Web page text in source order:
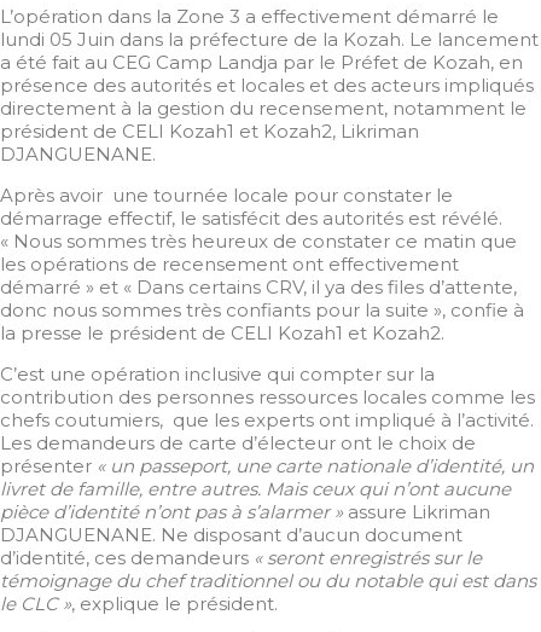
L’opération dans la Zone 3 a effectivement démarré le
lundi 05 Juin dans la préfecture de la Kozah. Le lancement
a été fait au CEG Camp Landja par le Préfet de Kozah, en
présence des autorités et locales et des acteurs impliqués
directement à la gestion du recensement, notamment le
président de CELI Kozah1 et Kozah2, Likriman
DJANGUENANE.
Après avoir une tournée locale pour constater le
démarrage effectif, le satisfécit des autorités est révélé.
« Nous sommes très heureux de constater ce matin que
les opérations de recensement ont effectivement
démarré » et « Dans certains CRV, il ya des files d’attente,
donc nous sommes très confiants pour la suite », confie à
la presse le président de CELI Kozah1 et Kozah2.
C’est une opération inclusive qui compter sur la
contribution des personnes ressources locales comme les
chefs coutumiers, que les experts ont impliqué à l’activité.
Les demandeurs de carte d’électeur ont le choix de
présenter « un passeport, une carte nationale d’identité, un
livret de famille, entre autres. Mais ceux qui n’ont aucune
pièce d’identité n’ont pas à s’alarmer » assure Likriman
DJANGUENANE. Ne disposant d’aucun document
d’identité, ces demandeurs « seront enregistrés sur le
témoignage du chef traditionnel ou du notable qui est dans
le CLC », explique le président.